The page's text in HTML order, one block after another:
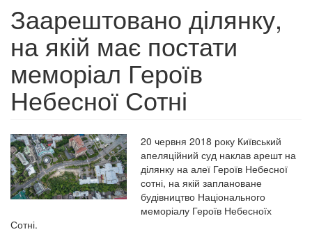
Заарештовано ділянку,
на якій має постати
меморіал Героїв
Небесної Сотні
20 червня 2018 року Київський
апеляційний суд наклав арешт на
ділянку на алеї Героїв Небесної
сотні, на якій заплановане
будівництво Національного
меморіалу Героїв Небесноїх
Сотні.